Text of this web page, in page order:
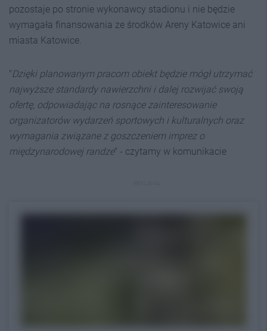
pozostaje po stronie wykonawcy stadionu i nie będzie
wymagała finansowania ze środków Areny Katowice ani
miasta Katowice.
"Dzięki planowanym pracom obiekt będzie mógł utrzymać
najwyższe standardy nawierzchni i dalej rozwijać swoją
ofertę, odpowiadając na rosnące zainteresowanie
organizatorów wydarzeń sportowych i kulturalnych oraz
wymagania związane z goszczeniem imprez o
międzynarodowej randze" - czytamy w komunikacie